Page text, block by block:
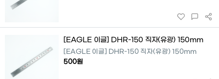
[EAGLE 이글] DHR-150 직자(유광) 150mm
[EAGLE 이글] DHR-150 직자(유광) 150mm
500원